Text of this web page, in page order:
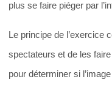
plus se faire piéger par
Le principe de l’exercice
spectateurs et de les
pour déterminer si